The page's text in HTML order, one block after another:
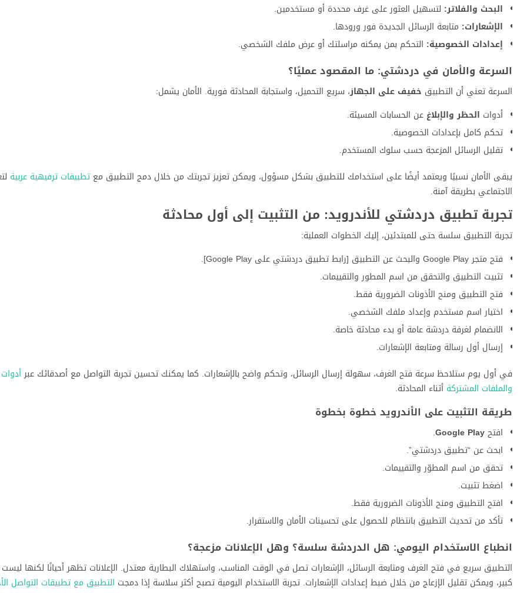
البحث والفلاتر: لتسهيل العثور على غرف محددة أو مستخدمين.
الإشعارات: متابعة الرسائل الجديدة فور ورودها.
إعدادات الخصوصية: التحكم بمن يمكنه مراسلتك أو عرض ملفك الشخصي.
السرعة والأمان في دردشتي: ما المقصود عمليًا؟
السرعة تعني أن التطبيق خفيف على الجهاز، سريع التحميل، واستجابة المحادثة فورية. الأمان يشمل:
أدوات الحظر والإبلاغ عن الحسابات المسيئة.
تحكم كامل بإعدادات الخصوصية.
تقليل الرسائل المزعجة حسب سلوك المستخدم.
يبقى الأمان نسبيًا ويعتمد أيضًا على استخدامك للتطبيق بشكل مسؤول، ويمكن تعزيز تجربتك من خلال دمج التطبيق مع تطبيقات ترفيهية عربية
الاجتماعي بطريقة آمنة.
تجربة تطبيق دردشتي للأندرويد: من التثبيت إلى أول محادثة
تجربة التطبيق سلسة حتى للمبتدئين، إليك الخطوات العملية:
فتح متجر Google Play والبحث عن التطبيق [رابط تطبيق دردشتي على Google Play].
تثبيت التطبيق والتحقق من اسم المطور والتقييمات.
فتح التطبيق ومنح الأذونات الضرورية فقط.
اختيار اسم مستخدم وإعداد ملفك الشخصي.
الانضمام لغرفة دردشة عامة أو بدء محادثة خاصة.
إرسال أول رسالة ومتابعة الإشعارات.
في أول يوم ستلاحظ سرعة فتح الغرف، سهولة إرسال الرسائل، وتحكم واضح بالإشعارات. كما يمكنك تحسين تجربة التواصل مع أصدقائك عبر
والملفات المشتركة أثناء المحادثة.
طريقة التثبيت على الأندرويد خطوة بخطوة
افتحGoogle Play
.
ابحث عن “تطبيق دردشتي”.
تحقق من اسم المطوّر والتقييمات.
اضغط تثبيت.
افتح التطبيق ومنح الأذونات الضرورية فقط.
تأكد من تحديث التطبيق بانتظام للحصول على تحسينات الأمان والاستقرار.
انطباع الاستخدام اليومي: هل الدردشة سلسة؟ وهل الإعلانات مزعجة؟
التطبيق سريع في فتح الغرف ومتابعة الرسائل، الإشعارات تصل في الوقت المناسب، واستهلاك البطارية معتدل. الإعلانات تظهر أحيانًا لكنها
كبير، ويمكن تقليل الإزعاج من خلال ضبط إعدادات الإشعارات. تجربة الاستخدام اليومية تصبح أكثر سلاسة إذا دمجت التطبيق مع تطبيقات التواصل